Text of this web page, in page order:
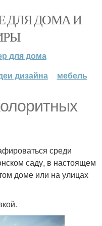
ДЛЯ ДОМА И
для дома
дизайна мебель
среди
саду, в настоящем
доме или на улицах